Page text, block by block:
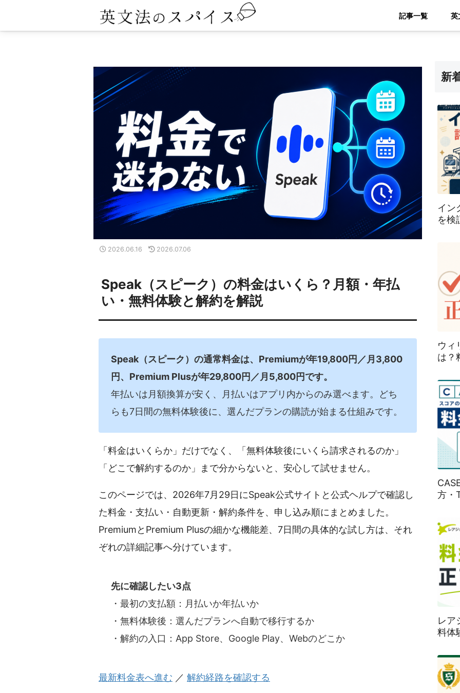
記事一覧
Speak（スピーク）の料金はいくら？月額・年払
い・無料体験と解約を解説
2026.06.16 2026.07.06
Speak（スピーク）の通常料金は、Premiumが年19,800円／月3,800
円、Premium Plusが年29,800円／月5,800円です。
年払いは月額換算が安く、月払いはアプリ内からのみ選べます。どち
らも7日間の無料体験後に、選んだプランの購読が始まる仕組みです。
「料金はいくらか」だけでなく、「無料体験後にいくら請求されるのか」
「どこで解約するのか」まで分からないと、安心して試せません。
このページでは、2026年7月29日にSpeak公式サイトと公式ヘルプで確認し
た料金・支払い・自動更新・解約条件を、申し込み順にまとめました。
PremiumとPremium Plusの細かな機能差、7日間の具体的な試し方は、それ
ぞれの詳細記事へ分けています。
先に確認したい3点
・最初の支払額：月払いか年払いか
・無料体験後：選んだプランへ自動で移行するか
・解約の入口：App Store、Google Play、Webのどこか
最新料金表へ進む ／ 解約経路を確認する
新
イン
を検
ウィ
は？
方・
レア
料体